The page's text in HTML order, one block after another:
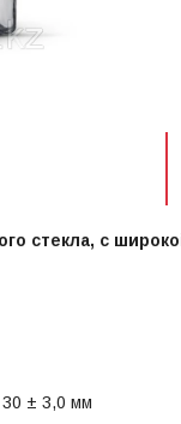
стекла, с
30 ± 3,0 мм